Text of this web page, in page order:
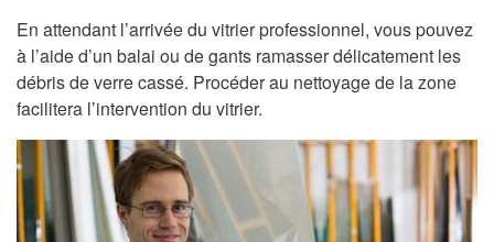
En attendant l’arrivée du vitrier professionnel, vous pouvez
à l’aide d’un balai ou de gants ramasser délicatement les
débris de verre cassé. Procéder au nettoyage de la zone
facilitera l’intervention du vitrier.